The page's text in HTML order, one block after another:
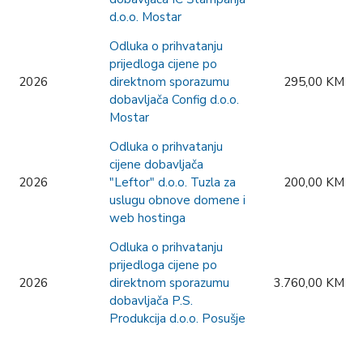
d.o.o. Mostar
2026
Odluka o prihvatanju
prijedloga cijene po
direktnom sporazumu
dobavljača Config d.o.o.
Mostar
295,00 KM
2026
Odluka o prihvatanju
cijene dobavljača
"Leftor" d.o.o. Tuzla za
uslugu obnove domene i
web hostinga
200,00 KM
2026
Odluka o prihvatanju
prijedloga cijene po
direktnom sporazumu
dobavljača P.S.
Produkcija d.o.o. Posušje
3.760,00 KM